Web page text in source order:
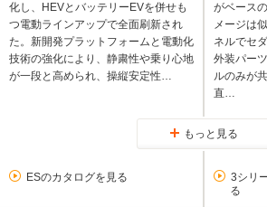
化し、HEVとバッテリーEVを併せも
つ電動ラインアップで全面刷新され
た。新開発プラットフォームと電動化
技術の強化により、静粛性や乗り心地
が一段と高められ、操縦安定性…
がベース
メージは
ネルでセ
外装パー
ルのみが
直…
もっと見る
ESのカタログを見る
3シリ
る